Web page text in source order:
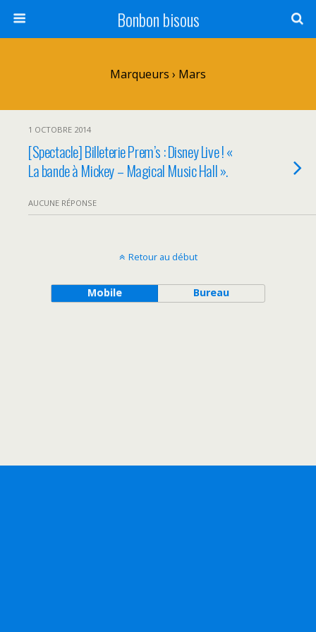
Bonbon bisous
Marqueurs › Mars
1 OCTOBRE 2014
[Spectacle] Billeterie Prem’s : Disney Live ! «
La bande à Mickey – Magical Music Hall ».
AUCUNE RÉPONSE
Retour au début
Mobile Bureau